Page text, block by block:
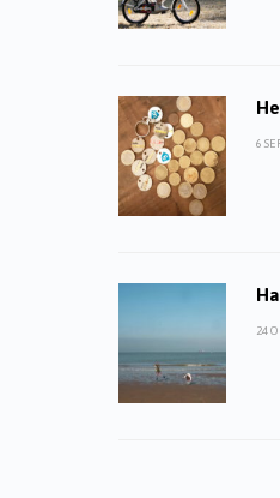
6
24